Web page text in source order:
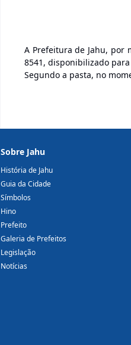
A Prefeitura de Jahu, por
8541, disponibilizado
Segundo a pasta, no
Sobre Jahu
História de Jahu
Guia da Cidade
Símbolos
Hino
Prefeito
Galeria de Prefeitos
Legislação
Notícias